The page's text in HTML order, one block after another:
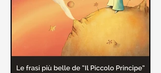
causa la tubercolosi che le tolse la
vita ad appena 30 anni (...)